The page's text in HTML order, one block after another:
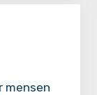
mensen